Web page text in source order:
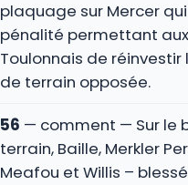
plaquage sur Mercer
pénalité permettant aux
Toulonnais de
de terrain opposée.
56 — comment — Sur le
terrain, Baille, Merkler
Meafou et Willis –